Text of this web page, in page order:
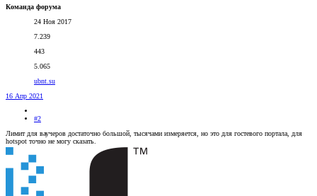
Команда форума
24 Ноя 2017
7.239
443
5.065
ubnt.su
16 Апр 2021
#2
Лимит для ваучеров достаточно большой, тысячами измеряется, но это для гостевого портала, для
hotspot точно не могу сказать.